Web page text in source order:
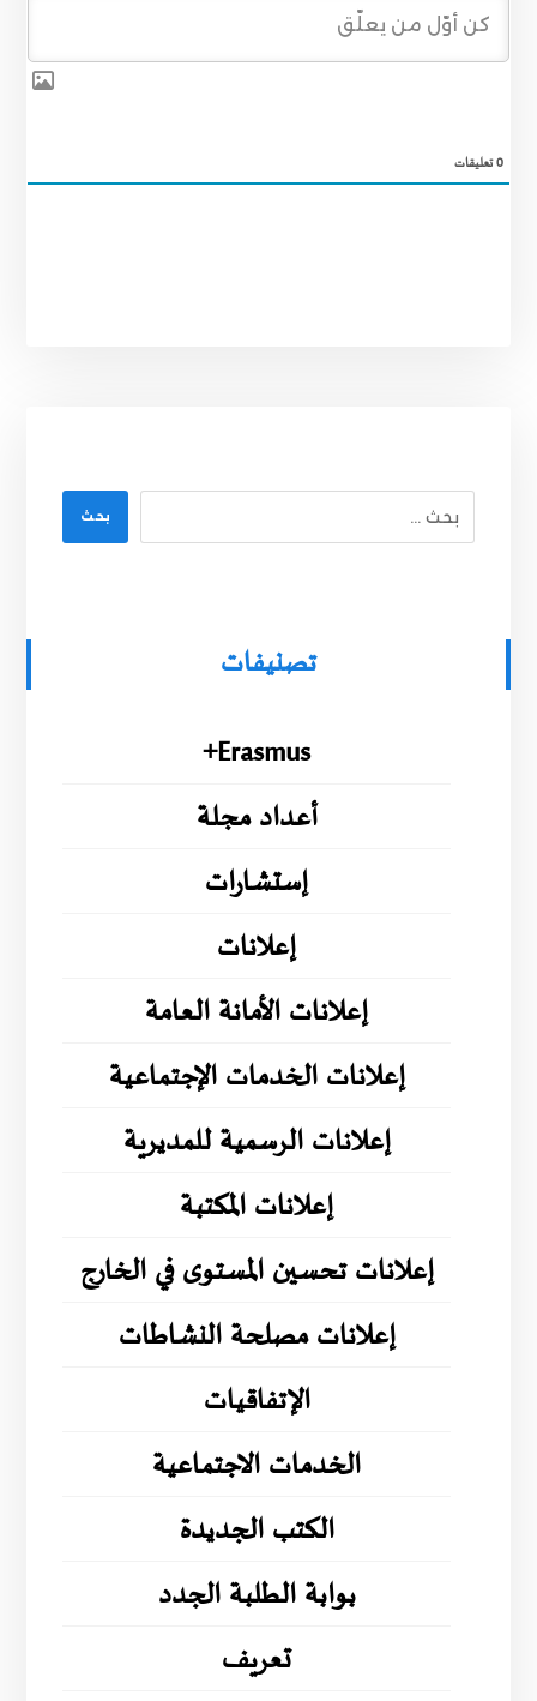
0تعليقات
بحث
تصنيفات
Erasmus+
أعداد مجلة
إستشارات
إعلانات
إعلانات الأمانة العامة
إعلانات الخدمات الإجتماعية
إعلانات الرسمية للمديرية
إعلانات المكتبة
إعلانات تحسين المستوى في الخارج
إعلانات مصلحة النشاطات
الإتفاقيات
الخدمات الاجتماعية
الكتب الجديدة
بوابة الطلبة الجدد
تعريف